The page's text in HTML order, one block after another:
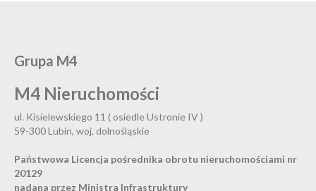
Grupa M4
M4 Nieruchomości
ul. Kisielewskiego 11 ( osiedle Ustronie IV )
59-300 Lubin, woj. dolnośląskie
Państwowa Licencja pośrednika obrotu nieruchomościami nr
20129
nadana przez Ministra Infrastruktury